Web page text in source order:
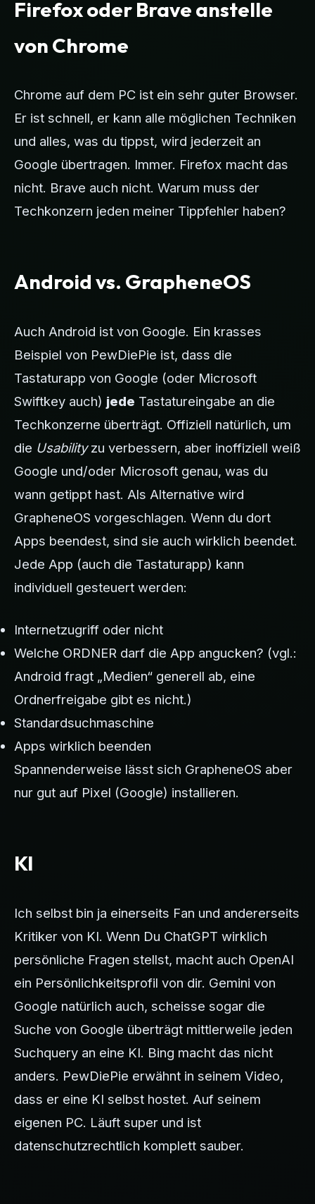
Firefox oder Brave anstelle
von Chrome
Chrome auf dem PC ist ein sehr guter Browser.
Er ist schnell, er kann alle möglichen Techniken
und alles, was du tippst, wird jederzeit an
Google übertragen. Immer. Firefox macht das
nicht. Brave auch nicht. Warum muss der
Techkonzern jeden meiner Tippfehler haben?
Android vs. GrapheneOS
Auch Android ist von Google. Ein krasses
Beispiel von PewDiePie ist, dass die
Tastaturapp von Google (oder Microsoft
Swiftkey auch) jede Tastatureingabe an die
Techkonzerne überträgt. Offiziell natürlich, um
die Usabilityzu verbessern, aber inoffiziell weiß
Google und/oder Microsoft genau, was du
wann getippt hast. Als Alternative wird
GrapheneOS vorgeschlagen. Wenn du dort
Apps beendest, sind sie auch wirklich beendet.
Jede App (auch die Tastaturapp) kann
individuell gesteuert werden:
Internetzugriff oder nicht
Welche ORDNER darf die App angucken? (vgl.:
Android fragt „Medien“ generell ab, eine
Ordnerfreigabe gibt es nicht.)
Standardsuchmaschine
Apps wirklich beenden
Spannenderweise lässt sich GrapheneOS aber
nur gut auf Pixel (Google) installieren.
KI
Ich selbst bin ja einerseits Fan und andererseits
Kritiker von KI. Wenn Du ChatGPT wirklich
persönliche Fragen stellst, macht auch OpenAI
ein Persönlichkeitsprofil von dir. Gemini von
Google natürlich auch, scheisse sogar die
Suche von Google überträgt mittlerweile jeden
Suchquery an eine KI. Bing macht das nicht
anders. PewDiePie erwähnt in seinem Video,
dass er eine KI selbst hostet. Auf seinem
eigenen PC. Läuft super und ist
datenschutzrechtlich komplett sauber.